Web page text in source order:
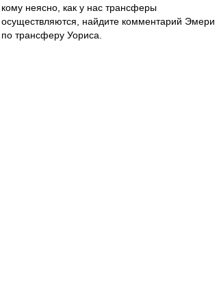
кому неясно, как у нас трансферы
осуществляются, найдите комментарий Эмери
по трансферу Уориса.